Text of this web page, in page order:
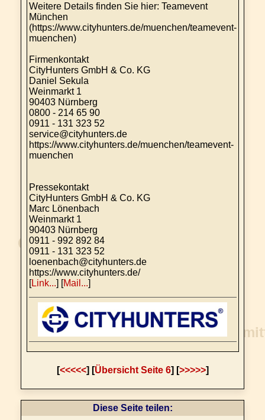
Weitere Details finden Sie hier: Teamevent
München
(https://www.cityhunters.de/muenchen/teamevent-
muenchen)
Firmenkontakt
CityHunters GmbH & Co. KG
Daniel Sekula
Weinmarkt 1
90403 Nürnberg
0800 - 214 65 90
0911 - 131 323 52
service@cityhunters.de
https://www.cityhunters.de/muenchen/teamevent-
muenchen
Pressekontakt
CityHunters GmbH & Co. KG
Marc Lönenbach
Weinmarkt 1
90403 Nürnberg
0911 - 992 892 84
0911 - 131 323 52
loenenbach@cityhunters.de
https://www.cityhunters.de/
[Link...] [Mail...]
[<<<<<] [Übersicht Seite 6] [>>>>>]
Diese Seite teilen: